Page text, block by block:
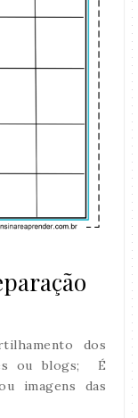
dos
ou blogs; É
imagens das